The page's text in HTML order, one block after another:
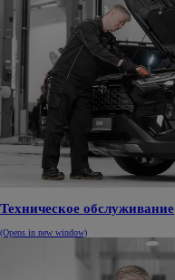
Техническое обслуживание
(Opens in new window)